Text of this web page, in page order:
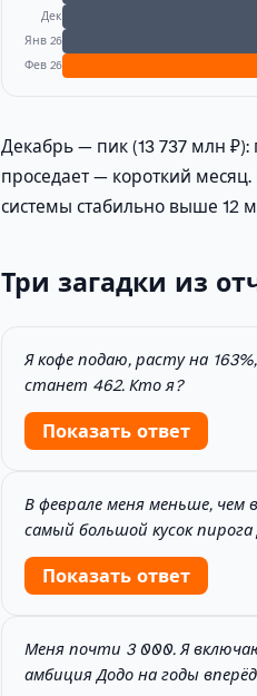
Дек
Янв 26
Фев 26
Декабрь — пик (13 737 млн ₽):
проседает — короткий
системы стабильно выше 12
Три загадки из
Я кофе подаю, расту на
станет 462. Кто я?
Показать ответ
В феврале меня меньше, чем
самый большой кусок
Показать ответ
Меня почти 3 000. Я
амбиция Додо на годы